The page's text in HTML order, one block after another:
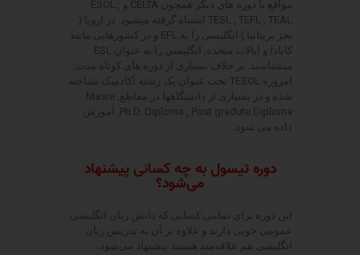
مواقع با دوره های دیگر همچون CELTA و ESOL ,
TESL , TEFL , TEAL اشتباه گرفته میشود. در اروپا (
بجز بریتانیا ) انگلیسی را به EFL و در کشورهایی مانند
کانادا و ایالات متحده, انگلیسی را به عنوان ESL
میشناسند. بر خلاف بسیاری از دوره های کوتاه مدت,
امروزه TESOL تحت عنوان یک رشته آکادمیک شناخته
شده و در بسیاری از دانشگاهها در مقاطع, Masre
,Ph.D. Diploma , Post gradute Diploma آموزش
داده می شود.
دوره تیسول به چه کسانی پیشنهاد
می‌شود؟
این دوره برای تمامی کسانی که دانش زبان انگلیسی
عمومی خوبی دارند و علاوه بر آن به تدریس زبان
انگلیسی هم علاقه‌مند هستند پیشنهاد می‌شود،